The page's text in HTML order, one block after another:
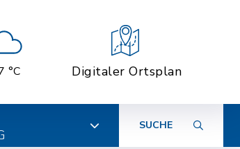
°C Digitaler Ortsplan
SUCHE